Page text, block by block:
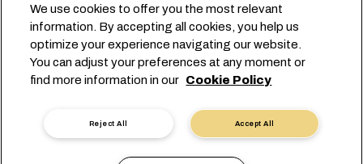
Sede centrale: +41 227038888
info@msc.com
Chemin Rieu 12, 1208 Geneva
Switzerland
Impostazioni cookie
Protezione dei dati
Richiesta di dati personali
Termini di utilizzo
Impegni in ambito UE
Codice Deontologico
Certificazioni
Linea Speak-UP
沪ICP备13010414号-6
We use cookies to offer you the most relevant
information. By accepting all cookies, you help us
optimize your experience navigating our website.
You can adjust your preferences at any moment or
find more information in our Cookie Policy
Accept All
Reject All